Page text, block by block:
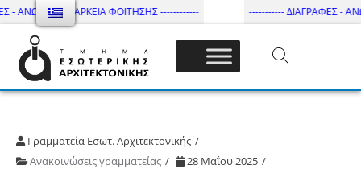
- ΑΝΩΤΑΤΗ ΔΙΑΡΚΕΙΑ ΦΟΙΤΗΣΗΣ ------------ ----------- ΔΙΑΓΡΑΦΕΣ -
Τμήμα Εσωτ. Αρχιτεκτονικής – ΔΙ.ΠΑ.Ε
Γραμματεία Εσωτ. Αρχιτεκτονικής
Ανακοινώσεις γραμματείας
28 Μαΐου 2025